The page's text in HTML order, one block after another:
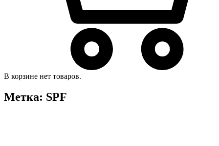
В корзине нет товаров.
Метка: SPF